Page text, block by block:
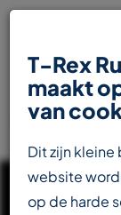
T-Rex
maakt
van
Dit zijn kleine
website
op de harde